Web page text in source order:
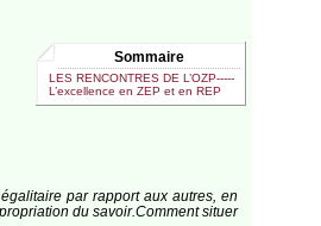
Sommaire
LES RENCONTRES DE L’OZP-----
L’excellence en ZEP et en REP
par rapport aux autres, en
du savoir.Comment situer